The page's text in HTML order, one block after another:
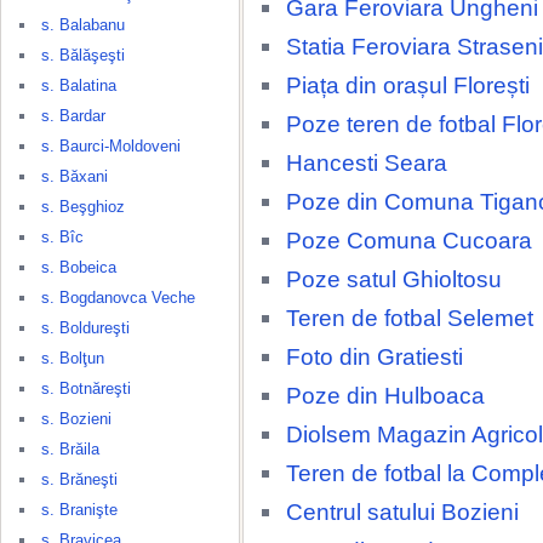
s. Balabanu
s. Bălăşeşti
s. Balatina
s. Bardar
s. Baurci-Moldoveni
s. Băxani
s. Beşghioz
s. Bîc
s. Bobeica
s. Bogdanovca Veche
s. Boldureşti
s. Bolţun
s. Botnăreşti
s. Bozieni
s. Brăila
s. Brăneşti
s. Branişte
Gara Feroviara Ungheni
Statia Feroviara Straseni
Piața din orașul Florești
Poze teren de fotbal
Hancesti Seara
Poze din Comuna
Poze Comuna Cucoara
Poze satul Ghioltosu
Teren de fotbal Selemet
Foto din Gratiesti
Poze din Hulboaca
Diolsem Magazin Agricol
Teren de fotbal la
Centrul satului Bozieni